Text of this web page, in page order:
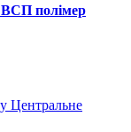
ВСП полімер
Центральне